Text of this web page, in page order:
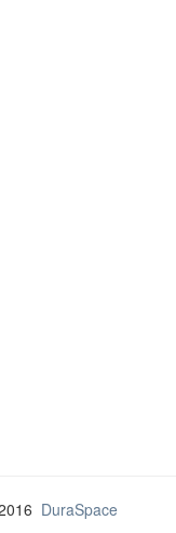
DuraSpace